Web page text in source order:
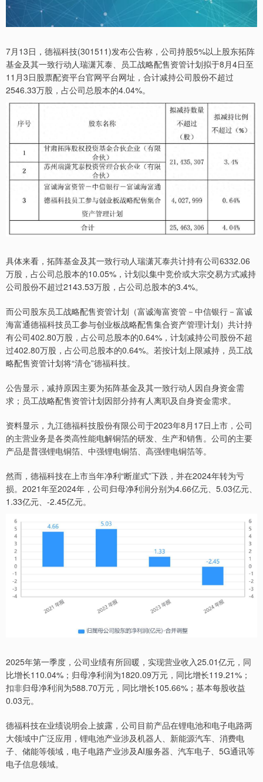
7月13日，德福科技(301511)发布公告称，公司持股5%以上股东拓阵
基金及其一致行动人瑞潇芃泰、员工战略配售资管计划拟于8月4日至
11月3日股票配资平台官网平台网址，合计减持公司股份不超过
2546.33万股，占公司总股本的4.04%。
具体来看，拓阵基金及其一致行动人瑞潇芃泰共计持有公司6332.06
万股，占公司总股本的10.05%，计划以集中竞价或大宗交易方式减持
公司股份不超过2143.53万股，占公司总股本的3.4%。
而公司股东员工战略配售资管计划（富诚海富资管－中信银行－富诚
海富通德福科技员工参与创业板战略配售集合资产管理计划）共计持
有公司402.80万股，占公司总股本的0.64%，计划减持公司股份不超
过402.80万股，占公司总股本的0.64%。若按计划上限减持，员工战
略配售资管计划将“清仓”德福科技。
公告显示，减持原因主要为拓阵基金及其一致行动人因自身资金需
求；员工战略配售资管计划因部分持有人离职及自身资金需求。
资料显示，九江德福科技股份有限公司于2023年8月17日上市，公司
的主营业务是各类高性能电解铜箔的研发、生产和销售。公司的主要
产品是普强锂电铜箔、中强锂电铜箔、高强锂电铜箔等。
然而，德福科技在上市当年净利“断崖式”下跌，并在2024年转为亏
损。2021年至2024年，公司归母净利润分别为4.66亿元、5.03亿元、
1.33亿元、-2.45亿元。
2025年第一季度，公司业绩有所回暖，实现营业收入25.01亿元，同
比增长110.04%；归母净利润为1820.09万元，同比增长119.21%；
扣非归母净利润为588.70万元，同比增长105.66%；基本每股收益
0.03元。
德福科技在业绩说明会上披露，公司目前产品在锂电池和电子电路两
大领域中广泛应用，锂电池产业涉及机器人、新能源汽车、消费电
子、储能等领域，电子电路产业涉及AI服务器、汽车电子、5G通讯等
电子信息领域。